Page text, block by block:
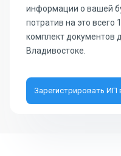
информации о вашей
потратив на это всего
комплект документов
Владивостоке.
Зарегистрировать ИП